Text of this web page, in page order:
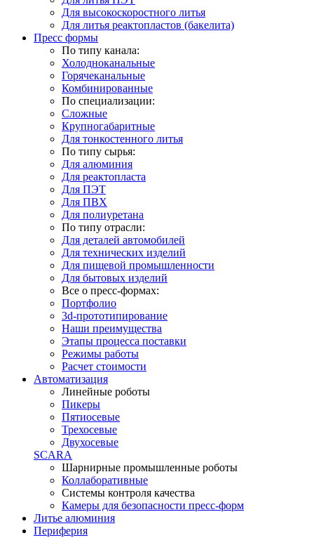
Для высокоскоростного литья
Для литья реактопластов (бакелита)
Пресс формы
По типу канала:
Холодноканальные
Горячеканальные
Комбинированные
По специализации:
Сложные
Крупногабаритные
Для тонкостенного литья
По типу сырья:
Для алюминия
Для реактопласта
Для ПЭТ
Для ПВХ
Для полиуретана
По типу отрасли:
Для деталей автомобилей
Для технических изделий
Для пищевой промышленности
Для бытовых изделий
Все о пресс-формах:
Портфолио
3d-прототипирование
Наши преимущества
Этапы процесса поставки
Режимы работы
Расчет стоимости
Автоматизация
Линейные роботы
Пикеры
Пятиосевые
Трехосевые
Двухосевые
SCARA
Шарнирные промышленные роботы
Коллаборативные
Системы контроля качества
Камеры для безопасности пресс-форм
Литье алюминия
Периферия